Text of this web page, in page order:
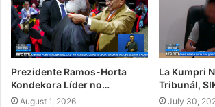
Prezidente Ramos-Horta
Kondekora Líder no…
August 1, 2026
La Kumpri
Tribunál,
July 30,